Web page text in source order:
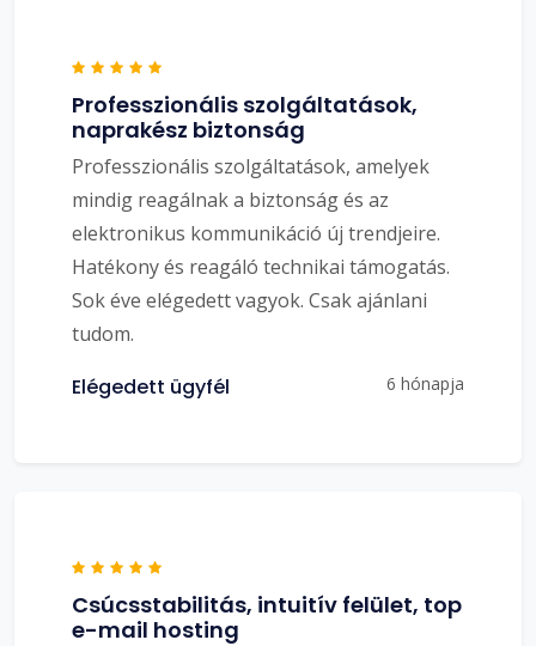
Professzionális szolgáltatások,
naprakész biztonság
Professzionális szolgáltatások, amelyek
mindig reagálnak a biztonság és az
elektronikus kommunikáció új trendjeire.
Hatékony és reagáló technikai támogatás.
Sok éve elégedett vagyok. Csak ajánlani
tudom.
Elégedett ügyfél 6 hónapja
Csúcsstabilitás, intuitív felület, top
e-mail hosting